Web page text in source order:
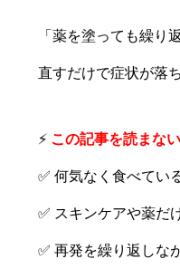
「薬を塗っても繰
直すだけで症状が落
⚡ この記事を読まな
✅ 何気なく食べてい
✅ スキンケアや薬だ
✅ 再発を繰り返しな